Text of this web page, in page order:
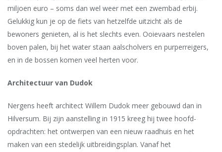
miljoen euro – soms dan wel weer met een zwembad erbij.
Gelukkig kun je op de fiets van hetzelfde uitzicht als de
bewoners genieten, al is het slechts even. Ooievaars nestelen
boven palen, bij het water staan aalscholvers en purperreigers,
en in de bossen komen veel herten voor.
Architectuur van Dudok
Nergens heeft architect Willem Dudok meer gebouwd dan in
Hilversum. Bij zijn aanstelling in 1915 kreeg hij twee hoofd-
opdrachten: het ontwerpen van een nieuw raadhuis en het
maken van een stedelijk uitbreidingsplan. Vanaf het